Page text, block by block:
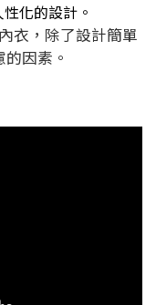
化的設計。
衣，除了設計簡單
因素。